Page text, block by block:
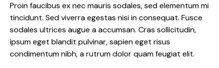
Proin faucibus ex nec mauris sodales, sed elementum mi
tincidunt. Sed viverra egestas nisi in consequat. Fusce
sodales ultrices augue a accumsan. Cras sollicitudin,
ipsum eget blandit pulvinar, sapien eget risus
condimentum nibh, a rutrum dolor quam feugiat elit.